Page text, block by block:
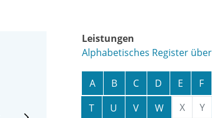
Leistungen
Alphabetisches Register
A B C D E F
T
U V W X Y